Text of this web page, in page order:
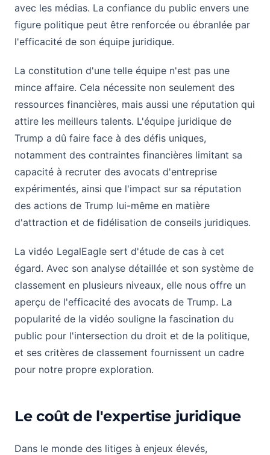
avec les médias. La confiance du public envers une
figure politique peut être renforcée ou ébranlée par
l'efficacité de son équipe juridique.
La constitution d'une telle équipe n'est pas une
mince affaire. Cela nécessite non seulement des
ressources financières, mais aussi une réputation qui
attire les meilleurs talents. L'équipe juridique de
Trump a dû faire face à des défis uniques,
notamment des contraintes financières limitant sa
capacité à recruter des avocats d'entreprise
expérimentés, ainsi que l'impact sur sa réputation
des actions de Trump lui-même en matière
d'attraction et de fidélisation de conseils juridiques.
La vidéo LegalEagle sert d'étude de cas à cet
égard. Avec son analyse détaillée et son système de
classement en plusieurs niveaux, elle nous offre un
aperçu de l'efficacité des avocats de Trump. La
popularité de la vidéo souligne la fascination du
public pour l'intersection du droit et de la politique,
et ses critères de classement fournissent un cadre
pour notre propre exploration.
Le coût de l'expertise juridique
Dans le monde des litiges à enjeux élevés,